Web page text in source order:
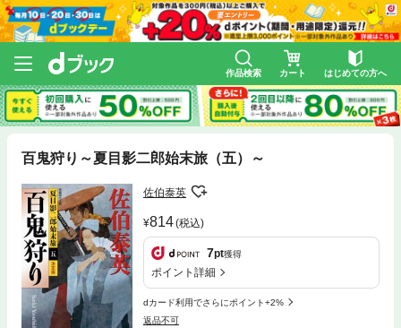
作品検索 カート はじめての方へ
百鬼狩り～夏目影二郎始末旅（五）～
佐伯泰英
814(税込)
7pt獲得
ポイント詳細
dカード利用でさらにポイント+2%
返品不可